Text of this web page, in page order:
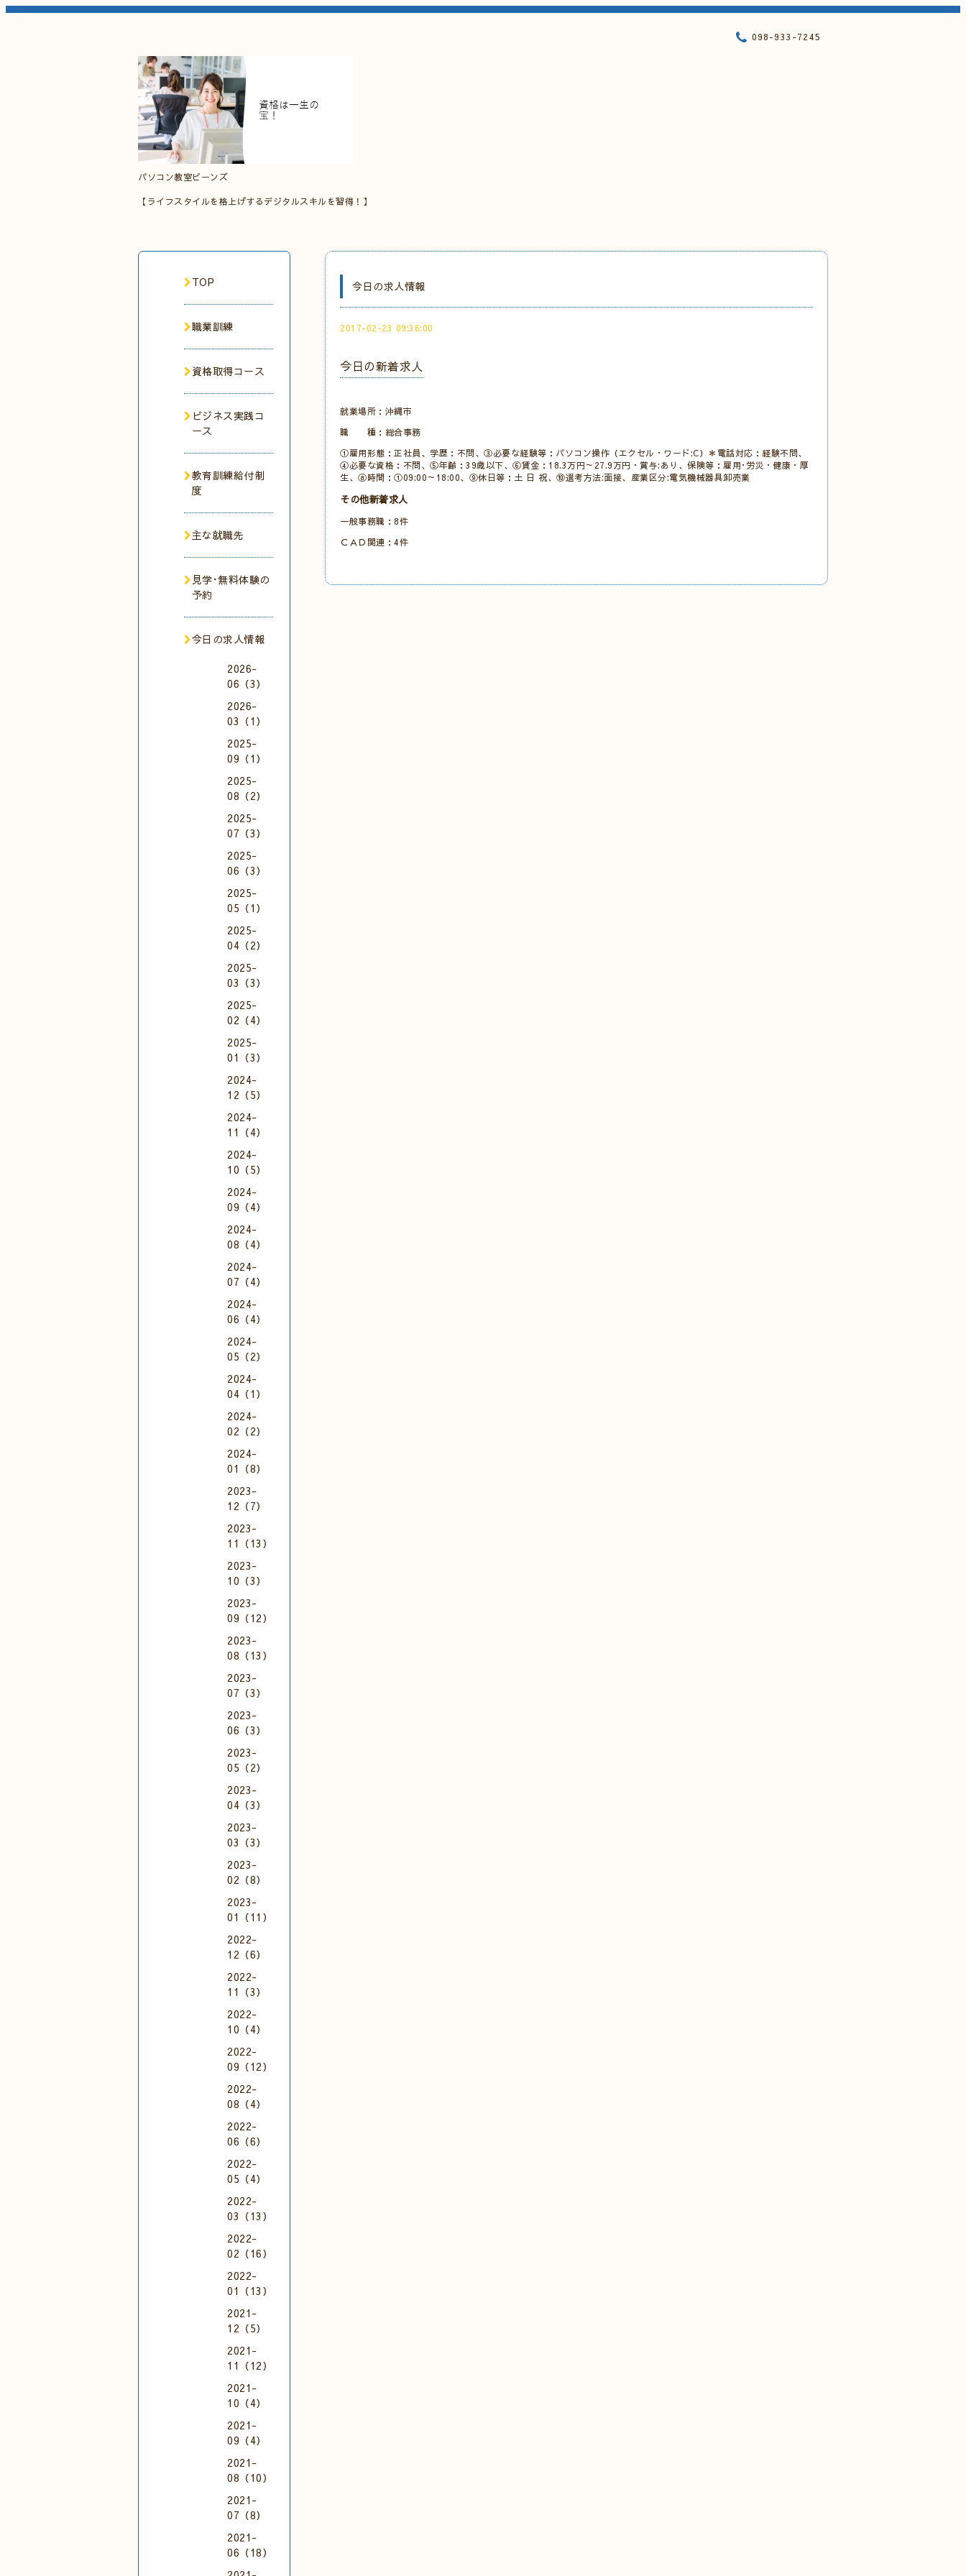
パソコン教室ビーンズ
【ライフスタイルを格上げするデジタルスキルを習得！】
098-933-7245
今日の求人情報
2017-02-23 09:36:00
今日の新着求人
就業場所：沖縄市
職 種：総合事務
①雇用形態：正社員、学歴：不問、③必要な経験等：パソコン操作（エクセル・ワード:C）＊電話対応：経験不問、
④必要な資格：不問、⑤年齢：39歳以下、⑥賃金：18.3万円～27.9万円・賞与:あり、保険等：雇用･労災・健康・厚
生、⑧時間：①09:00～18:00、⑨休日等：土 日 祝、⑩選考方法:面接、産業区分:電気機械器具卸売業
その他新着求人
一般事務職：8件
ＣＡＤ関連：4件
TOP
職業訓練
資格取得コース
ビジネス実践コ
ース
教育訓練給付制
度
主な就職先
見学･無料体験の
予約
今日の求人情報
2026-
06（3）
2026-
03（1）
2025-
09（1）
2025-
08（2）
2025-
07（3）
2025-
06（3）
2025-
05（1）
2025-
04（2）
2025-
03（3）
2025-
02（4）
2025-
01（3）
2024-
12（5）
2024-
11（4）
2024-
10（5）
2024-
09（4）
2024-
08（4）
2024-
07（4）
2024-
06（4）
2024-
05（2）
2024-
04（1）
2024-
02（2）
2024-
01（8）
2023-
12（7）
2023-
11（13）
2023-
10（3）
2023-
09（12）
2023-
08（13）
2023-
07（3）
2023-
06（3）
2023-
05（2）
2023-
04（3）
2023-
03（3）
2023-
02（8）
2023-
01（11）
2022-
12（6）
2022-
11（3）
2022-
10（4）
2022-
09（12）
2022-
08（4）
2022-
06（6）
2022-
05（4）
2022-
03（13）
2022-
02（16）
2022-
01（13）
2021-
12（5）
2021-
11（12）
2021-
10（4）
2021-
09（4）
2021-
08（10）
2021-
07（8）
2021-
06（18）